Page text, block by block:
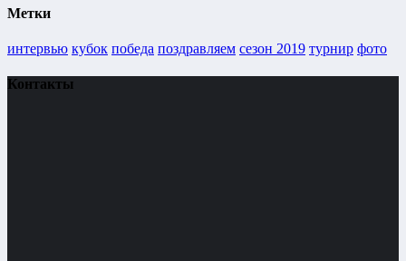
Метки
интервью кубок победа поздравляем сезон 2019 турнир фото
Контакты